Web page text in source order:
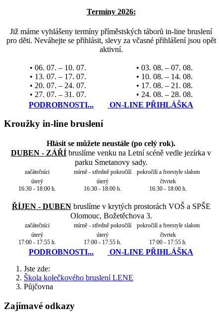
Termíny 2026:
Již máme vyhlášeny termíny příměstských táborů in-line bruslení
pro děti. Neváhejte se přihlásit, slevy za včasné přihlášení jsou opět
aktivní.
• 06. 07. – 10. 07.
• 13. 07. – 17. 07.
• 20. 07. – 24. 07.
• 27. 07. – 31. 07.
• 03. 08. – 07. 08.
• 10. 08. – 14. 08.
• 17. 08. – 21. 08.
• 24. 08. – 28. 08.
PODROBNOSTI...
ON-LINE PŘIHLÁŠKA
Kroužky in-line bruslení
Hlásit se můžete neustále (po celý rok).
DUBEN - ZÁŘÍ bruslíme venku na Letní scéně vedle jezírka v
parku Smetanovy sady.
začátečníci mírně - středně pokročilí
pokročilí a freestyle slalom
úterý
16:30 - 18:00 h.
úterý
16:30 - 18:00 h.
čtvrtek
16:30 - 18:00 h.
ŘÍJEN - DUBENbruslíme v krytých prostorách VOŠ a SPŠE
Olomouc, Božetěchova 3.
začátečníci mírně - středně pokročilí
pokročilí a freestyle slalom
úterý
17:00 - 17:55 h.
úterý
17:00 - 17:55 h.
čtvrtek
17:00 - 17:55 h.
PODROBNOSTI...
ON-LINE PŘIHLÁŠKA
Jste zde:
Škola kolečkového bruslení LENE
Půjčovna
Zajímavé odkazy